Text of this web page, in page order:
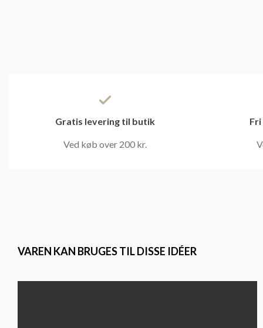
Gratis levering til butik
Ved køb over 200 kr.
VAREN KAN BRUGES TIL DISSE IDÉER